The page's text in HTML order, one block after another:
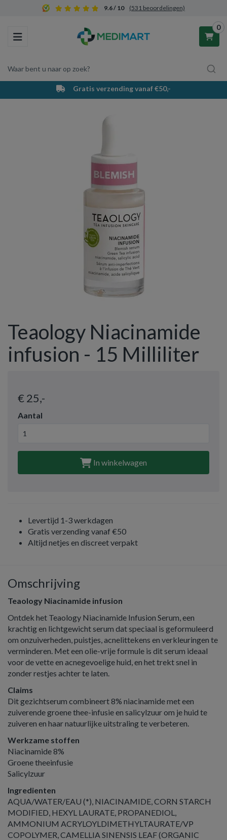
9.6 / 10 (531 beoordelingen)
Toggle navigation
Waar bent u naar op zoek?
0
Winkelwagen
Vul hem met producten.
Gratis verzending vanaf €50,-
Teaology Niacinamide
infusion - 15 Milliliter
€ 25,-
Aantal
In winkelwagen
Levertijd 1-3 werkdagen
Gratis verzending vanaf €50
Altijd netjes en discreet verpakt
Omschrijving
Teaology Niacinamide infusion
Ontdek het Teaology Niacinamide Infusion Serum, een
krachtig en lichtgewicht serum dat speciaal is geformuleerd
om onzuiverheden, puistjes, acnelittekens en verkleuringen te
verminderen. Met een olie-vrije formule is dit serum ideaal
voor de vette en acnegevoelige huid, en het trekt snel in
zonder restjes achter te laten.
Claims
Dit gezichtserum combineert 8% niacinamide met een
zuiverende groene thee-infusie en salicylzuur om je huid te
zuiveren en haar natuurlijke uitstraling te verbeteren.
Werkzame stoffen
Niacinamide 8%
Groene theeinfusie
Salicylzuur
Ingredienten
AQUA/WATER/EAU (*), NIACINAMIDE, CORN STARCH
MODIFIED, HEXYL LAURATE, PROPANEDIOL,
AMMONIUM ACRYLOYLDIMETHYLTAURATE/VP
COPOLYMER, CAMELLIA SINENSIS LEAF (ORGANIC